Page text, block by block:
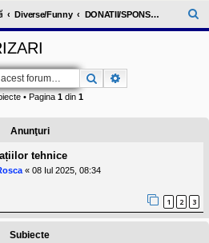
Diverse/Funny DONATII/SPONSORIZARI
ă
Căutare
• Pagina 1 din 1
Anunţuri
tehnice
« 08 Iul 2025, 08:34
1 2 3
Subiecte